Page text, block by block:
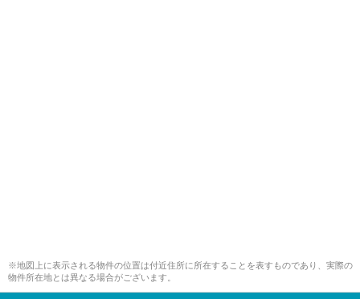
※地図上に表示される物件の位置は付近住所に所在することを表すものであり、実際の
物件所在地とは異なる場合がございます。